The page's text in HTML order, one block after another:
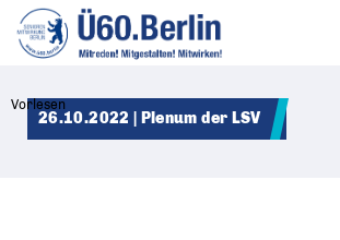
Vorlesen
26.10.2022 | Plenum der LSV